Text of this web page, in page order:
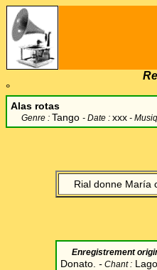
°
Alas rotas
Genre : Tango - Date : xxx -
Rial donne María
Enregistrement
Donato. - Chant: